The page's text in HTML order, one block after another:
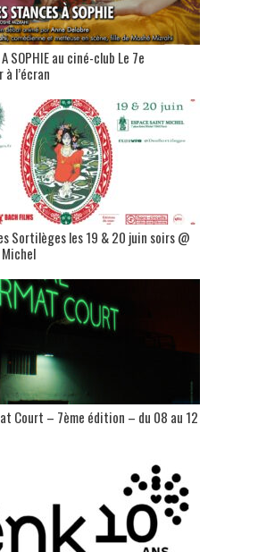
A SOPHIE au ciné-club Le 7e
l’écran
Sortilèges les 19 & 20 juin soirs @
Court – 7ème édition – du 08 au 12